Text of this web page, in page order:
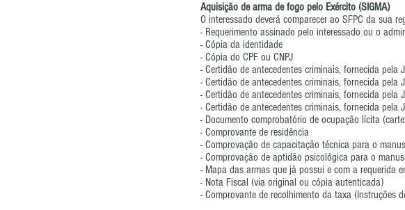
Aquisição de arma de fogo pelo Exército (SIGMA)
O interessado deverá comparecer ao SFPC da sua
- Requerimento assinado pelo interessado ou o
- Cópia da identidade
- Cópia do CPF ou CNPJ
- Certidão de antecedentes criminais, fornecida pela
- Certidão de antecedentes criminais, fornecida
- Certidão de antecedentes criminais, fornecida pela
- Certidão de antecedentes criminais, fornecida pela
- Documento comprobatório de ocupação lícita
- Comprovante de residência
- Comprovação de capacitação técnica para o
- Comprovação de aptidão psicológica para o
- Mapa das armas que já possui e com a requerida
- Nota Fiscal (via original ou cópia autenticada)
- Comprovante de recolhimento da taxa (Instruções